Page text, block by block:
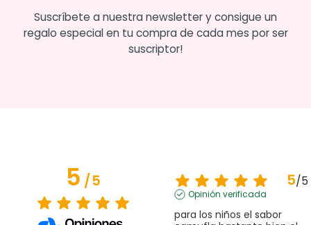
Suscríbete a nuestra newsletter y consigue un
regalo especial en tu compra de cada mes por ser
suscriptor!
5/5 5/5
Opinión verificada
para los niños el sabor